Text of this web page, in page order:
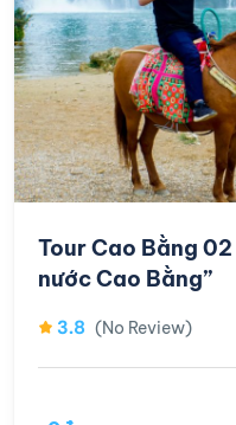
Tour Cao Bằng
nước Cao Bằng”
3.8 (No Review)